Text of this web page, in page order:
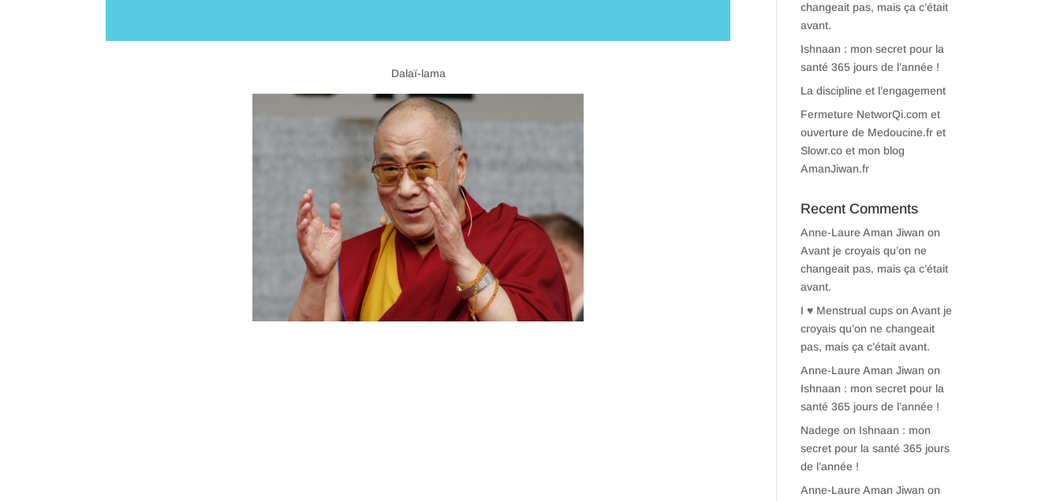
Dalaï-lama
changeait pas, mais ça c’était
avant.
Ishnaan : mon secret pour la
santé 365 jours de l’année !
La discipline et l’engagement
Fermeture NetworQi.com et
ouverture de Medoucine.fr et
Slowr.co et mon blog
AmanJiwan.fr
Recent Comments
Anne-Laure Aman Jiwan on
Avant je croyais qu’on ne
changeait pas, mais ça c’était
avant.
I ♥ Menstrual cups onAvant je
croyais qu’on ne changeait
pas, mais ça c’était avant.
Anne-Laure Aman Jiwan on
Ishnaan : mon secret pour la
santé 365 jours de l’année !
Nadege on Ishnaan : mon
secret pour la santé 365 jours
de l’année !
Anne-Laure Aman Jiwan on